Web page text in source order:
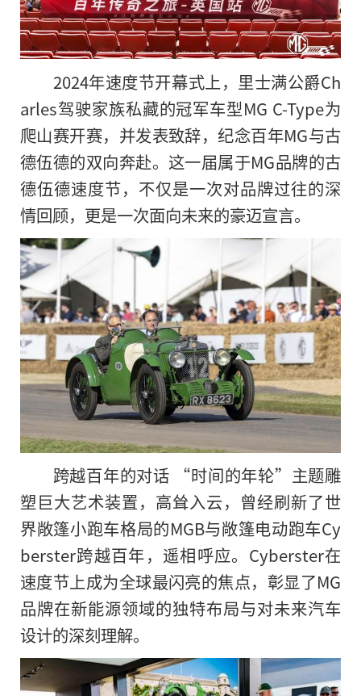
2024年速度节开幕式上，里士满公爵Ch
arles驾驶家族私藏的冠军车型MG C-Type为
爬山赛开赛，并发表致辞，纪念百年MG与古
德伍德的双向奔赴。这一届属于MG品牌的古
德伍德速度节，不仅是一次对品牌过往的深
情回顾，更是一次面向未来的豪迈宣言。
跨越百年的对话 “时间的年轮”主题雕
塑巨大艺术装置，高耸入云，曾经刷新了世
界敞篷小跑车格局的MGB与敞篷电动跑车Cy
berster跨越百年，遥相呼应。Cyberster在
速度节上成为全球最闪亮的焦点，彰显了MG
品牌在新能源领域的独特布局与对未来汽车
设计的深刻理解。